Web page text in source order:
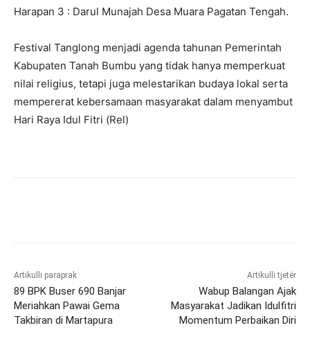
Harapan 3 : Darul Munajah Desa Muara Pagatan Tengah.
Festival Tanglong menjadi agenda tahunan Pemerintah
Kabupaten Tanah Bumbu yang tidak hanya memperkuat
nilai religius, tetapi juga melestarikan budaya lokal serta
mempererat kebersamaan masyarakat dalam menyambut
Hari Raya Idul Fitri (Rel)
Artikulli paraprak
89 BPK Buser 690 Banjar
Meriahkan Pawai Gema
Takbiran di Martapura
Artikulli tjetër
Wabup Balangan Ajak
Masyarakat Jadikan Idulfitri
Momentum Perbaikan Diri